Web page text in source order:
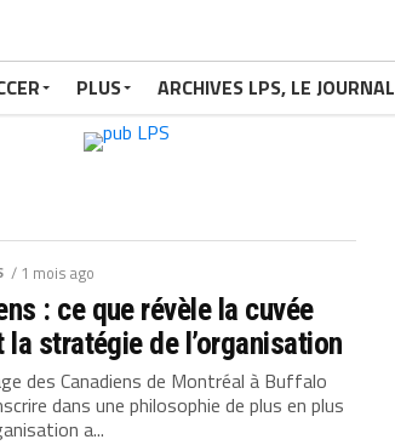
PLUS ARCHIVES LPS, LE JOURNAL
/ 1 mois ago
: ce que révèle la cuvée
la stratégie de l’organisation
des Canadiens de Montréal à Buffalo
dans une philosophie de plus en plus
a...